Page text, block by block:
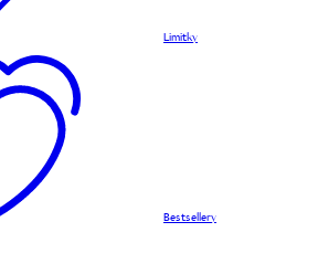
Limitky
Bestsellery